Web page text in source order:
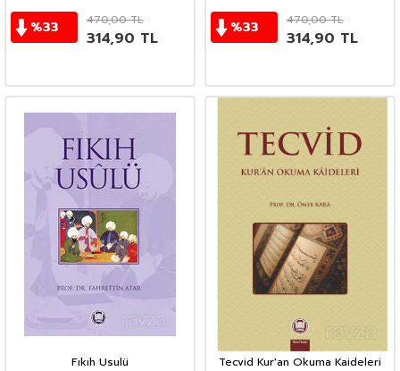
%33 470,00TL
314,90 TL
%33 470,00TL
314,90 TL
Fıkıh Usulü Tecvid Kur'an Okuma Kaideleri